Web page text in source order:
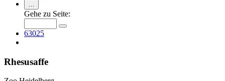
…
Gehe zu Seite:
63025
Rhesusaffe